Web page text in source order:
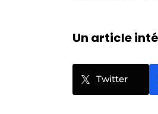
Un article
Twitter